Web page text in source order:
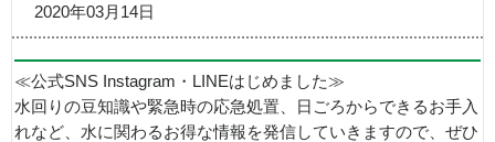
2020年03月14日
≪公式SNS Instagram・LINEはじめました≫
水回りの豆知識や緊急時の応急処置、日ごろからできるお手入
れなど、水に関わるお得な情報を発信していきますので、ぜひ